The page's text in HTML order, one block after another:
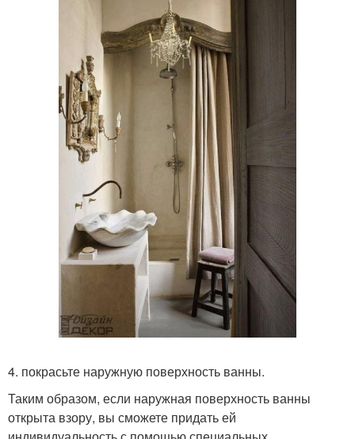
4. покрасьте наружную поверхность ванны.
Таким образом, если наружная поверхность ванны
открыта взору, вы сможете придать ей